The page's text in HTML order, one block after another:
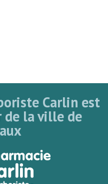
Carlin est
de la ville de